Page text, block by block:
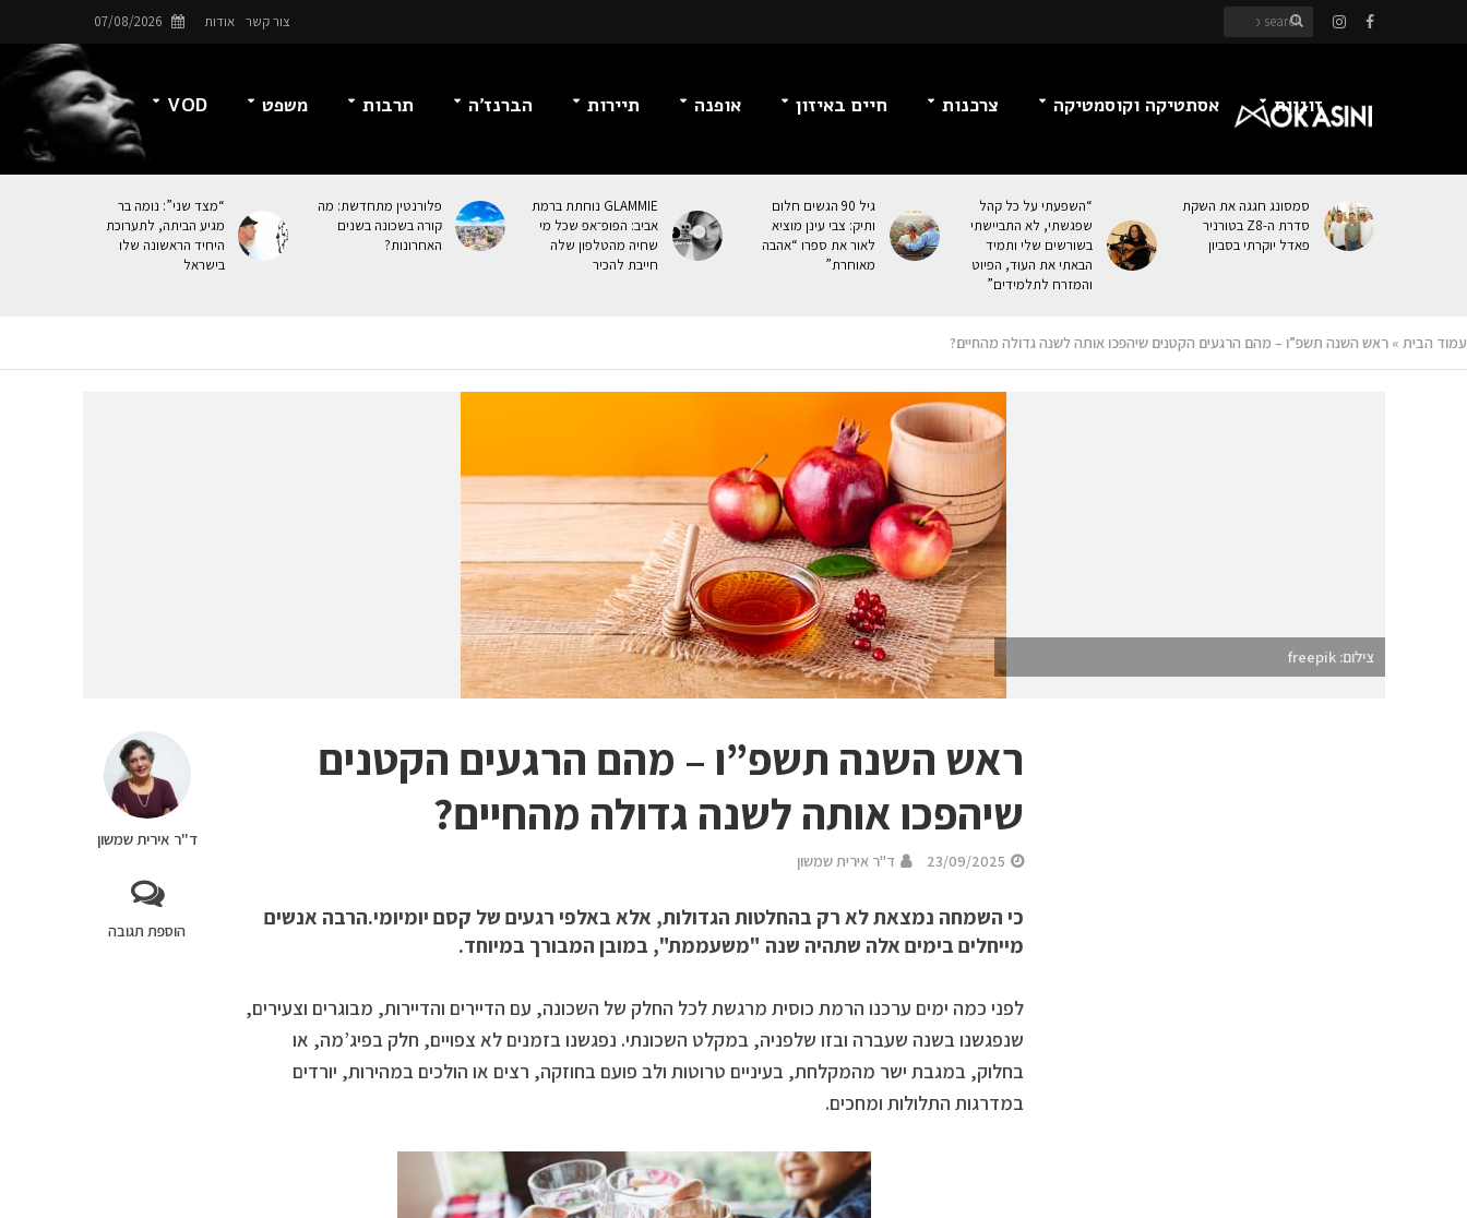
צור קשר אודות 07/08/2026
זוגיות אסתטיקה וקוסמטיקה צרכנות חיים באיזון אופנה תיירות הברנז’ה תרבות משפט VOD
סמסונג חגגה את השקת
סדרת ה-Z8 בטורניר
פאדל יוקרתי בסביון
“השפעתי על כל קהל
שפגשתי, לא התביישתי
בשורשים שלי ותמיד
הבאתי את העוּד, הפיוט
והמזרח לתלמידים”
גיל 90 הגשים חלום
ותיק: צבי עינן מוציא
לאור את ספרו “אהבה
מאוחרת”
GLAMMIE נוחתת ברמת
אביב: הפופ־אפ שכל מי
שחיה מהטלפון שלה
חייבת להכיר
פלורנטין מתחדשת: מה
קורה בשכונה בשנים
האחרונות?
“מצד שני”: נומה בר
מגיע הביתה, לתערוכת
היחיד הראשונה שלו
בישראל
עמוד הבית » ראש השנה תשפ”ו – מהם הרגעים הקטנים שיהפכו אותה לשנה גדולה מהחיים?
צילום: freepik
ד"ר אירית שמשון
הוספת תגובה
ראש השנה תשפ”ו – מהם הרגעים הקטנים
שיהפכו אותה לשנה גדולה מהחיים?
23/09/2025 ד"ר אירית שמשון
כי השמחה נמצאת לא רק בהחלטות הגדולות, אלא באלפי רגעים של קסם יומיומי.הרבה אנשים
מייחלים בימים אלה שתהיה שנה "משעממת", במובן המבורך במיוחד.
לפני כמה ימים ערכנו הרמת כוסית מרגשת לכל החלק של השכונה, עם הדיירים והדיירות, מבוגרים וצעירים,
שנפגשנו בשנה שעברה ובזו שלפניה, במקלט השכונתי. נפגשנו בזמנים לא צפויים, חלק בפיג’מה, או
בחלוק, במגבת ישר מהמקלחת, בעיניים טרוטות ולב פועם בחוזקה, רצים או הולכים במהירות, יורדים
במדרגות התלולות ומחכים.